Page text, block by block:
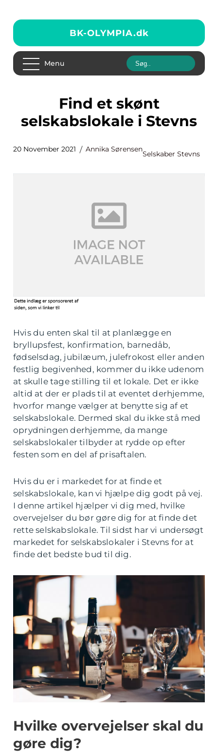
BK-OLYMPIA.dk
Menu
Find et skønt
selskabslokale i Stevns
20 November 2021 Annika Sørensen
Selskaber Stevns
Hvis du enten skal til at planlægge en
bryllupsfest, konfirmation, barnedåb,
fødselsdag, jubilæum, julefrokost eller anden
festlig begivenhed, kommer du ikke udenom
at skulle tage stilling til et lokale. Det er ikke
altid at der er plads til at eventet derhjemme,
hvorfor mange vælger at benytte sig af et
selskabslokale. Dermed skal du ikke stå med
oprydningen derhjemme, da mange
selskabslokaler tilbyder at rydde op efter
festen som en del af prisaftalen.
Hvis du er i markedet for at finde et
selskabslokale, kan vi hjælpe dig godt på vej.
I denne artikel hjælper vi dig med, hvilke
overvejelser du bør gøre dig for at finde det
rette selskabslokale. Til sidst har vi undersøgt
markedet for selskabslokaler i Stevns for at
finde det bedste bud til dig.
Hvilke overvejelser skal du
gøre dig?